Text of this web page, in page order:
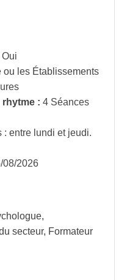
Oui
ou les Établissements
rhytme : 4 Séances
: entre lundi et jeudi.
08/2026
secteur, Formateur